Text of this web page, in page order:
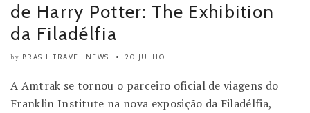
de Harry Potter: The Exhibition
da Filadélfia
by BRASIL TRAVEL NEWS 20 JULHO
A Amtrak se tornou o parceiro oficial de viagens do
Franklin Institute na nova exposição da Filadélfia,